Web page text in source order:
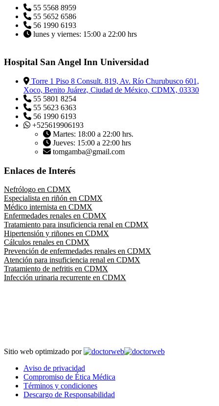
55 5568 8959
55 5652 6586
56 1990 6193
lunes y viernes: 15:00 a 22:00 hrs
Hospital San Angel Inn Universidad
Torre 1 Piso 8 Consult. 819, Av. Río Churubusco 601,
Xoco, Benito Juárez, Ciudad de México, CDMX, 03330
55 5801 8254
55 5623 6363
56 1990 6193
+525619906193
Martes: 18:00 a 22:00 hrs.
Jueves: 15:00 a 22:00 hrs
tomgamba@gmail.com
Enlaces de Interés
Nefrólogo en CDMX
Especialista en riñón en CDMX
Médico internista en CDMX
Enfermedades renales en CDMX
Tratamiento para insuficiencia renal en CDMX
Hipertensión y riñones en CDMX
Cálculos renales en CDMX
Prevención de enfermedades renales en CDMX
Atención para insuficiencia renal en CDMX
Tratamiento de nefritis en CDMX
Infección urinaria recurrente en CDMX
Tratamiento de proteinuria en CDMX
Diagnóstico de insuficiencia renal en CDMX
Prevención de insuficiencia renal en CDMX
Evaluación de creatinina en CDMX
Manejo de insuficiencia renal crónica en CDMX
Control de enfermedad renal en CDMX
Tratamiento para retención de líquidos en CDMX
Sitio web optimizado por
Aviso de privacidad
Compromiso de Ética Médica
Términos y condiciones
Descargo de Responsabilidad